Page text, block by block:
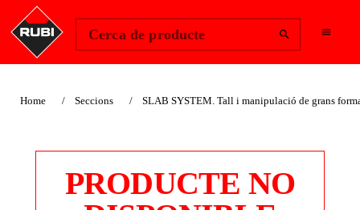
Cerca de producte
Home Seccions SLAB SYSTEM. Tall i manipulació de grans
PRODUCTE NO